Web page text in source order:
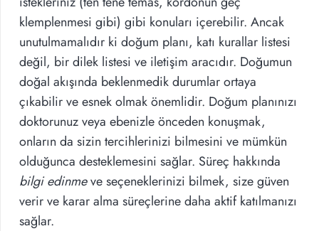
klemplenmesi gibi) gibi konuları içerebilir. Ancak
unutulmamalıdır ki doğum planı, katı kurallar listesi
değil, bir dilek listesi ve iletişim aracıdır. Doğumun
doğal akışında beklenmedik durumlar ortaya
çıkabilir ve esnek olmak önemlidir. Doğum planınızı
doktorunuz veya ebenizle önceden konuşmak,
onların da sizin tercihlerinizi bilmesini ve mümkün
olduğunca desteklemesini sağlar. Süreç hakkında
bilgi edinmeve seçeneklerinizi bilmek, size güven
verir ve karar alma süreçlerine daha aktif katılmanızı
sağlar.